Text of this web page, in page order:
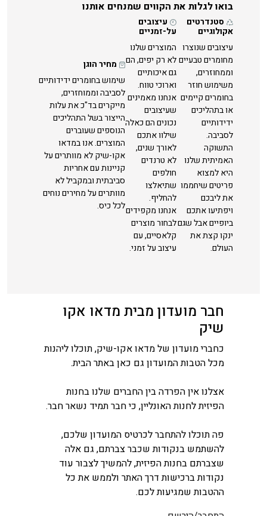
בואו לגלות את הקווים שמנחים אותנו
סטנדרטים
אקולוגיים
עיצובים שנוצרו
מחומרים טבעיים
וממחוזרים,
משימוש חוזר
בחומרים קיימים
או בתהליכים
ידידותיים
לסביבה.
התשוקה
האמיתית שלנו
היא למצוא
פריטים שיחממו
את ליבכם
ויפתיעו אתכם
ביופיים אבל שגם
ינקו קצת את
העולם.
עיצובים
על-זמניים
המוצרים שלנו
לא רק יפים, הם
גם איכותיים
וארוכי טווח.
אנחנו מאמינים
שעיצובים
נכונים הם כאלה
שילוו אתכם
לאורך שנים,
לא טרנדים
חולפים
שתיאלצו
להחליף.
אנחנו מקפידים
לבחור מוצרים
קלאסיים, עם
עיצוב על זמני.
מחיר הוגן
שימוש בחומרים ידידותיים
לסביבה וממוחזרים,
מייקרים בד"כ את עלות
הייצור בשל התהליכים
הנוספים שעוברים
המוצרים. אנו במדאו
אקו-שיק לא מוותרים על
קניינות עם אחריות
סביבתית ובמקביל לא
מוותרים על מחירים נוחים
לכל כיס.
חבר מועדון מבית מדאו אקו
שיק
כחברי מועדון של מדאו אקו-שיק, תוכלו ליהנות
מכל הטבות המועדון גם כאן באתר הבית.
אצלנו אין הפרדה בין החברים שלנו בחנות
הפיזית לחנות האונליין, כי חבר תמיד נשאר חבר.
פה תוכלו להתחבר לכרטיס המועדון שלכם,
להשתמש בנקודות שכבר צברתם, גם אלה
שצברתם בחנות הפיזית, להמשיך לצבור עוד
נקודות ברכישות דרך האתר ולממש את כל
ההטבות שמגיעות לכם.